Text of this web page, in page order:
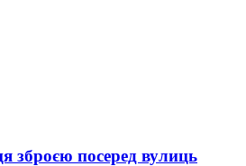
зброєю посеред вулиць